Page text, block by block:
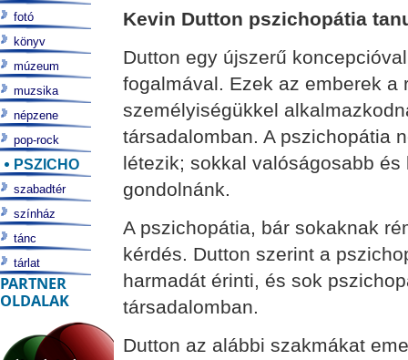
Kevin Dutton pszichopátia
Dutton egy újszerű
fogalmával. Ezek az emberek
személyiségükkel
társadalomban. A pszichopátia
létezik; sokkal valóságosabb
gondolnánk.
A pszichopátia, bár sokaknak
kérdés. Dutton szerint a
harmadát érinti, és sok
társadalomban.
Dutton az alábbi szakmákat
fotó
könyv
múzeum
muzsika
népzene
pop-rock
PSZICHO
szabadtér
színház
tánc
tárlat
PARTNER
OLDALAK